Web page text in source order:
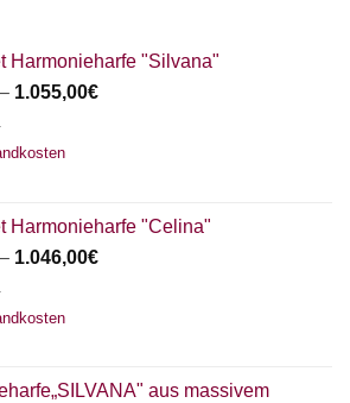
Harmonieharfe "Silvana"
– 1.055,00€
Harmonieharfe "Celina"
– 1.046,00€
aus massivem